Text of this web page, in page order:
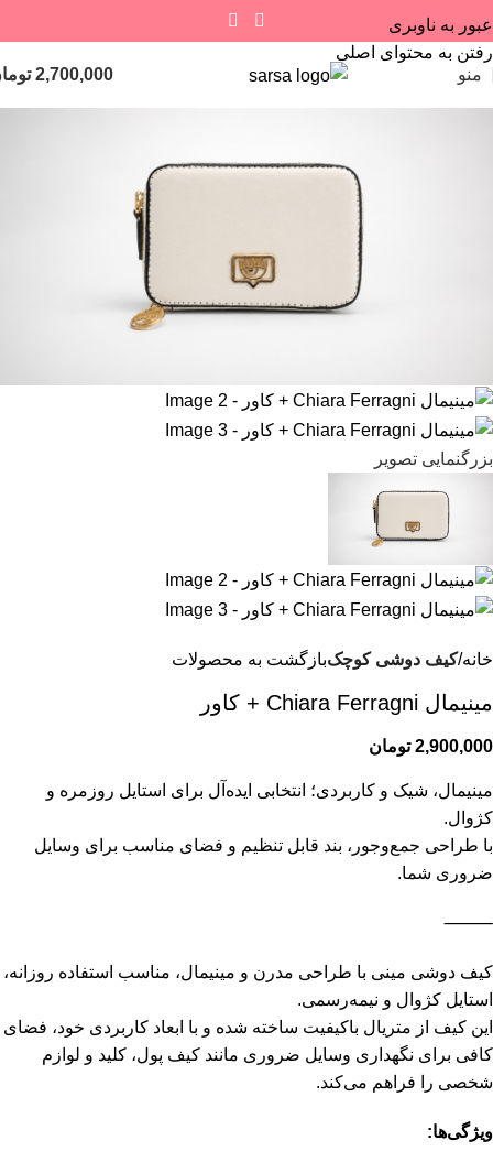
عبور به ناوبری
رفتن به محتوای اصلی
منو
2,700,000
بزرگنمایی تصویر
خانه کیف دوشى کوچکبازگشت به محصولات
مینیمال Chiara Ferragni + كاور
2,900,000 تومان
مینیمال، شیک و کاربردی؛ انتخابی ایده‌آل برای استایل روزمره و
کژوال.
با طراحی جمع‌وجور، بند قابل تنظیم و فضای مناسب برای وسایل
ضروری شما.
⸻
کیف دوشی مینی با طراحی مدرن و مینیمال، مناسب استفاده روزانه،
استایل کژوال و نیمه‌رسمی.
این کیف از متریال باکیفیت ساخته شده و با ابعاد کاربردی خود، فضای
کافی برای نگهداری وسایل ضروری مانند کیف پول، کلید و لوازم
شخصی را فراهم می‌کند.
ویژگی‌ها: